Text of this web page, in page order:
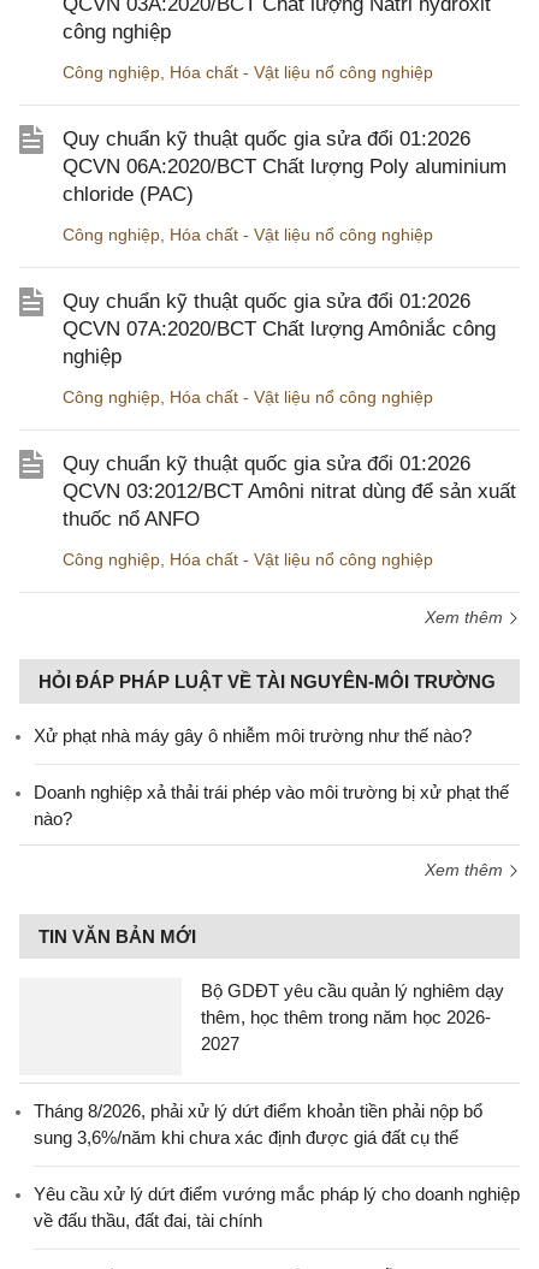
công nghiệp
Công nghiệp Hóa chất - Vật liệu nổ công nghiệp
Quy chuẩn kỹ thuật quốc gia sửa đổi 01:2026
QCVN 06A:2020/BCT Chất lượng Poly aluminium
chloride (PAC)
Công nghiệp Hóa chất - Vật liệu nổ công nghiệp
Quy chuẩn kỹ thuật quốc gia sửa đổi 01:2026
QCVN 07A:2020/BCT Chất lượng Amôniắc công
nghiệp
Công nghiệp Hóa chất - Vật liệu nổ công nghiệp
Quy chuẩn kỹ thuật quốc gia sửa đổi 01:2026
QCVN 03:2012/BCT Amôni nitrat dùng để sản xuất
thuốc nổ ANFO
Công nghiệp Hóa chất - Vật liệu nổ công nghiệp
Xem thêm
HỎI ĐÁP PHÁP LUẬT VỀ TÀI NGUYÊN-MÔI TRƯỜNG
Xử phạt nhà máy gây ô nhiễm môi trường như thế nào?
Doanh nghiệp xả thải trái phép vào môi trường bị xử phạt thế
nào?
Xem thêm
TIN VĂN BẢN MỚI
Bộ GDĐT yêu cầu quản lý nghiêm dạy
thêm, học thêm trong năm học 2026-
2027
Tháng 8/2026, phải xử lý dứt điểm khoản tiền phải nộp bổ
sung 3,6%/năm khi chưa xác định được giá đất cụ thể
Yêu cầu xử lý dứt điểm vướng mắc pháp lý cho doanh nghiệp
về đấu thầu, đất đai, tài chính